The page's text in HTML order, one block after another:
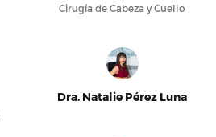
Cirugía de Cabeza y Cuello
Dra. Natalie Pérez Luna